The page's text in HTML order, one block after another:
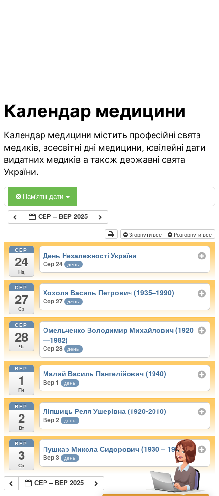
Календар медицини
Календар медицини містить професійні свята
медиків, всесвітні дні медицини, ювілейні дати
видатних медиків а також державні свята
України.
Пам'ятні дати
СЕР – ВЕР 2025
Згорнути все Розгорнути все
СЕР
24
Нд
День Незалежності України
Сер 24 день
СЕР
27
Ср
Хохоля Василь Петрович (1935–1990)
Сер 27 день
СЕР
28
Чт
Омельченко Володимир Михайлович (1920
—1982)
Сер 28 день
ВЕР
1
Пн
Малий Василь Пантелійович (1940)
Вер 1 день
ВЕР
2
Вт
Ліпшиць Реля Ушерівна (1920-2010)
Вер 2 день
ВЕР
3
Ср
Пушкар Микола Сидорович (1930 – 1995)
Вер 3 день
СЕР – ВЕР 2025